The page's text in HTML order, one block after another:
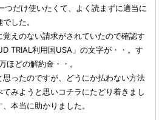
だけ使いたくて、よく読まずに適当に
した。
えのない請求がされていたので確認す
TRIAL利用国USA」の文字が・・。す
ほどの解約金・・。
ったのですが、どうにか払わない方法
みようと思いコチラにたどり着きまし
本当に助かりました。